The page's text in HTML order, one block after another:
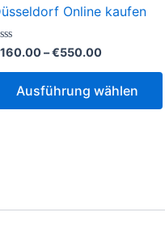
Online kaufen
160.00–€550.00
€550.00
Ausführung wählen